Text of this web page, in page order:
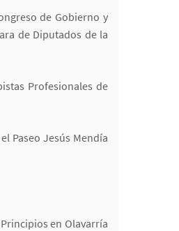
de Gobierno y
de Diputados de la
Profesionales de
Paseo Jesús Mendía
en Olavarría